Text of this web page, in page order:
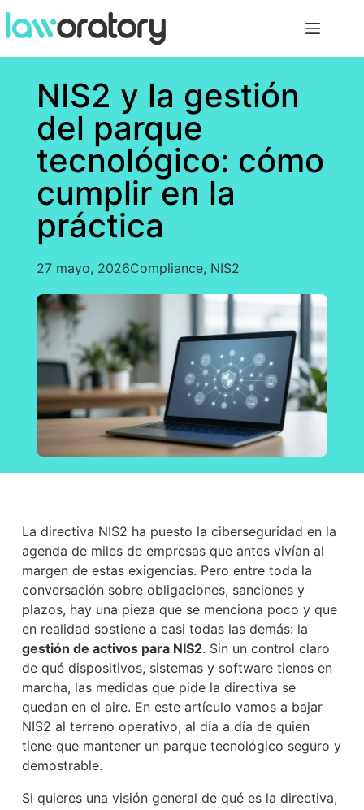
NIS2 y la gestión
del parque
tecnológico: cómo
cumplir en la
práctica
27 mayo, 2026Compliance, NIS2
La directiva NIS2 ha puesto la ciberseguridad en la
agenda de miles de empresas que antes vivían al
margen de estas exigencias. Pero entre toda la
conversación sobre obligaciones, sanciones y
plazos, hay una pieza que se menciona poco y que
en realidad sostiene a casi todas las demás: la
gestión de activos para NIS2. Sin un control claro
de qué dispositivos, sistemas y software tienes en
marcha, las medidas que pide la directiva se
quedan en el aire. En este artículo vamos a bajar
NIS2 al terreno operativo, al día a día de quien
tiene que mantener un parque tecnológico seguro y
demostrable.
Si quieres una visión general de qué es la directiva,